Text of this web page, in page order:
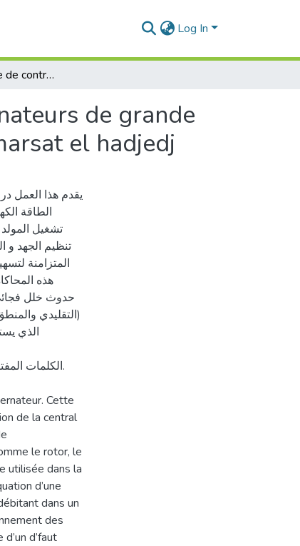
Log In
Etude du système de controle de la tension des alternateurs de grande puissance application :alternateur de la centrale de marsat el hadjedj
de grande
el hadjedj
يقدم هذا العمل
الطاقة
تشغيل المولد
تنظيم الجهد و
المتزامنة
هذه
حدوث خلل
(التقليدي
الذي
الكلمات
Cette
de la central
le rotor, le
utilisée dans la
d’une
dans un
des
d’faut